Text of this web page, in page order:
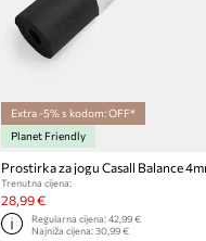
Extra -5% s kodom: OFF*
Planet Friendly
Prostirka za jogu Casall Balance
Trenutna cijena:
28,99 €
Regularna cijena: 42,99 €
Najniža cijena: 30,99 €